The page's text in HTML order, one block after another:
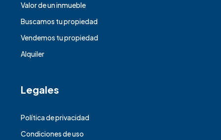
Valor de un inmueble
Buscamos tu propiedad
Vendemos tu propiedad
Alquiler
Legales
Política de privacidad
Condiciones de uso